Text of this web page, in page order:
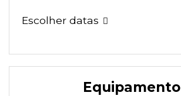
Escolher datas
Equipamento